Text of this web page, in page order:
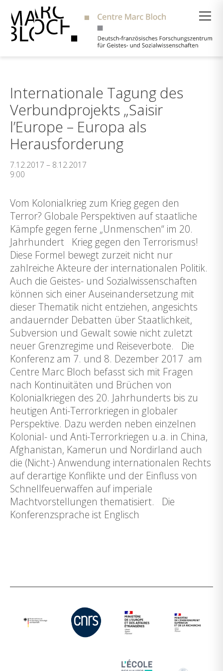
Internationale Tagung des
Verbundprojekts „Saisir
l’Europe – Europa als
Herausforderung
7.12.2017 – 8.12.2017
9:00
Vom Kolonialkrieg zum Krieg gegen den
Terror? Globale Perspektiven auf staatliche
Kämpfe gegen ferne „Unmenschen“ im 20.
Jahrhundert Krieg gegen den Terrorismus!
Diese Formel bewegt zurzeit nicht nur
zahlreiche Akteure der internationalen Politik.
Auch die Geistes- und Sozialwissenschaften
können sich einer Auseinandersetzung mit
dieser Thematik nicht entziehen, angesichts
andauernder Debatten über Staatlichkeit,
Subversion und Gewalt sowie nicht zuletzt
neuer Grenzregime und Reiseverbote. Die
Konferenz am 7. und 8. Dezember 2017 am
Centre Marc Bloch befasst sich mit Fragen
nach Kontinuitäten und Brüchen von
Kolonialkriegen des 20. Jahrhunderts bis zu
heutigen Anti-Terrorkriegen in globaler
Perspektive. Dazu werden neben einzelnen
Kolonial- und Anti-Terrorkriegen u.a. in China,
Afghanistan, Kamerun und Nordirland auch
die (Nicht-) Anwendung internationalen Rechts
auf derartige Konflikte und der Einfluss von
Schnellfeuerwaffen auf imperiale
Machtvorstellungen thematisiert. Die
Konferenzsprache ist Englisch